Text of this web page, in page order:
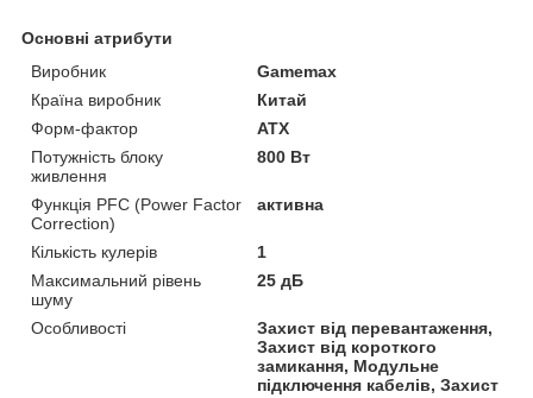
Основні атрибути
Виробник
Gamemax
Країна виробник
Китай
Форм-фактор
ATX
Потужність блоку
живлення
800 Вт
Функція PFC (Power Factor
Correction)
активна
Кількість кулерів
1
Максимальний рівень
шуму
25 дБ
Особливості
Захист від перевантаження,
Захист від короткого
замикання, Модульне
підключення кабелів, Захист